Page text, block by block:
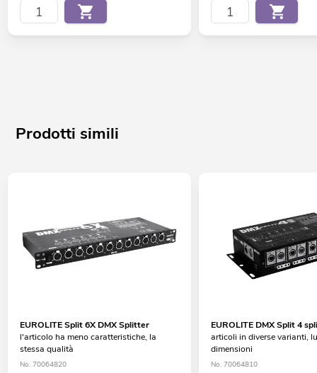
Prodotti simili
EUROLITE Split 6X DMX Splitter
l'articolo ha meno caratteristiche, la
stessa qualità
No. 70064820
EUROLITE DMX Split 4
articoli in diverse varianti,
dimensioni
No. 70064810